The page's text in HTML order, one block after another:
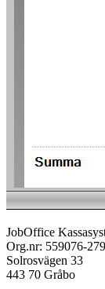
JobOffice
Org.nr: 559076-
Solrosvägen 33
443 70 Gråbo